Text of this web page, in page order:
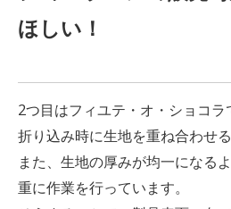
ほしい！
2つ目はフィユテ・オ・ショコラ
折り込み時に生地を重ね合わせ
また、生地の厚みが均一になる
重に作業を行っています。